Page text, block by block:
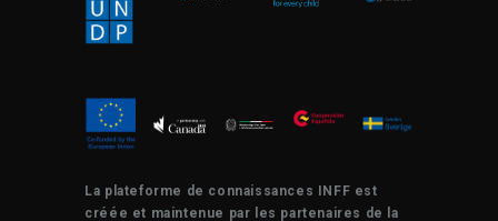
La plateforme de connaissances INFF est
créée et maintenue par les partenaires de la